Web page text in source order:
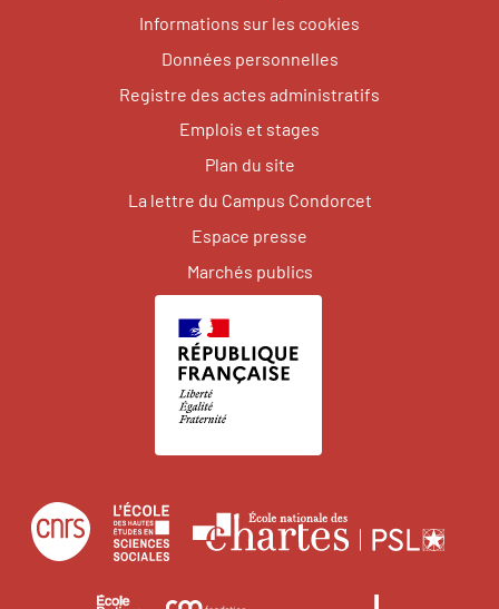
Informations sur les cookies
Données personnelles
Registre des actes administratifs
Emplois et stages
Plan du site
La lettre du Campus Condorcet
Espace presse
Marchés publics
Centre
national
École
des